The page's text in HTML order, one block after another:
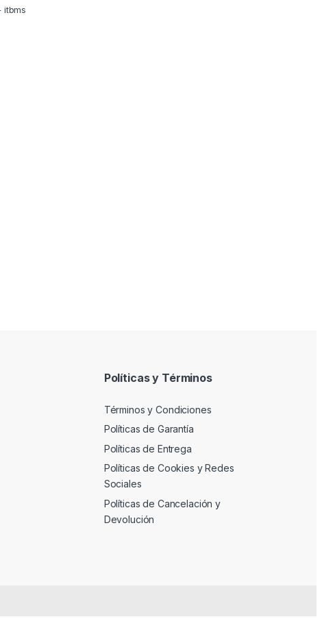
itbms
Políticas y Términos
Términos y Condiciones
Políticas de Garantía
Políticas de Entrega
Políticas de Cookies y Redes
Sociales
Políticas de Cancelación y
Devolución